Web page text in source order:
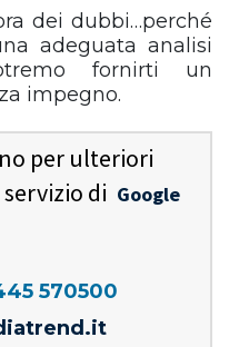
dei dubbi…perché
adeguata analisi
fornirti un
impegno.
per ulteriori
di Google
570500